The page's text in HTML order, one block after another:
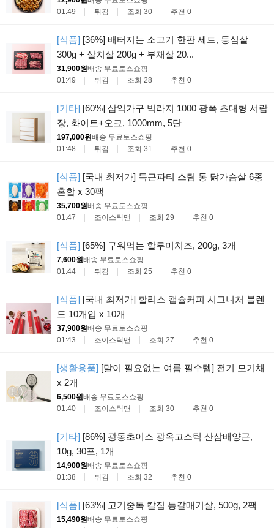
01:49
튀김 조회 30 추천 0
[식품] [36%] 배터지는 소고기 한판 세트, 등심살
300g + 살치살 200g + 부채살 20...
31,900원배송 무료토스쇼핑
01:49
튀김 조회 28 추천 0
[기타] [60%] 삼익가구 빅라지 1000 광폭 초대형 서랍
장, 화이트+오크, 1000mm, 5단
197,000원배송 무료토스쇼핑
01:48
튀김 조회 31 추천 0
[식품] [국내 최저가] 득근파티 스팀 통 닭가슴살 6종
혼합 x 30팩
35,700원배송 무료토스쇼핑
01:47
조이스틱맨 조회 29 추천 0
[식품] [65%] 구워먹는 할루미치즈, 200g, 3개
7,600원배송 무료토스쇼핑
01:44
튀김 조회 25 추천 0
[식품] [국내 최저가] 할리스 캡슐커피 시그니처 블렌
드 10개입 x 10개
37,900원배송 무료토스쇼핑
01:43
조이스틱맨 조회 27 추천 0
[생활용품] [말이 필요없는 여름 필수템] 전기 모기채
x 2개
6,500원배송 무료토스쇼핑
01:40
조이스틱맨 조회 30 추천 0
[기타] [86%] 광동초이스 광옥고스틱 산삼배양근,
10g, 30포, 1개
14,900원배송 무료토스쇼핑
01:38
튀김 조회 32 추천 0
[식품] [63%] 고기중독 칼집 통갈매기살, 500g, 2팩
15,490원배송 무료토스쇼핑